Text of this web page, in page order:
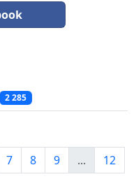
2 285
7 8 9 ...
12